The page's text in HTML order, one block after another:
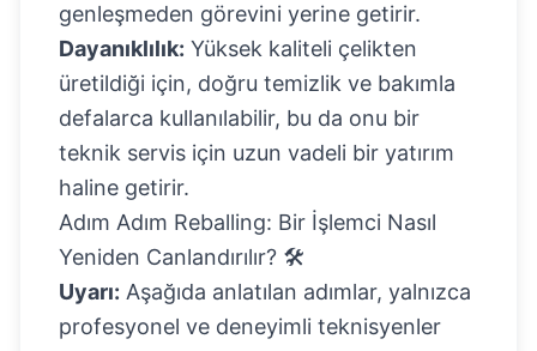
genleşmeden görevini yerine getirir.
Dayanıklılık: Yüksek kaliteli çelikten
üretildiği için, doğru temizlik ve bakımla
defalarca kullanılabilir, bu da onu bir
teknik servis için uzun vadeli bir yatırım
haline getirir.
Adım Adım Reballing: Bir İşlemci Nasıl
Yeniden Canlandırılır? 🛠️
Uyarı: Aşağıda anlatılan adımlar, yalnızca
profesyonel ve deneyimli teknisyenler